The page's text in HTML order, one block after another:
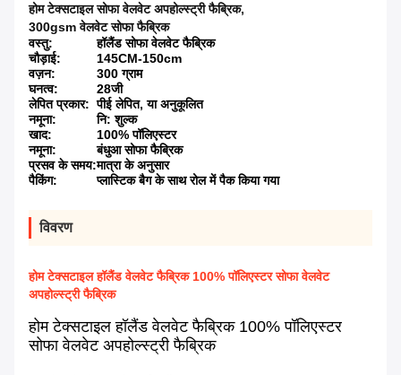
होम टेक्सटाइल सोफा वेलवेट अपहोल्स्ट्री फैब्रिक,
300gsm वेलवेट सोफा फैब्रिक
वस्तु:
हॉलैंड सोफा वेलवेट फैब्रिक
चौड़ाई:
145CM-150cm
वज़न:
300 ग्राम
घनत्व:
28जी
लेपित प्रकार: पीई लेपित, या अनुकूलित
नमूना:
नि: शुल्क
खाद:
100% पॉलिएस्टर
नमूना:
बंधुआ सोफा फैब्रिक
प्रसव के समय:मात्रा के अनुसार
पैकिंग:
प्लास्टिक बैग के साथ रोल में पैक किया गया
विवरण
होम टेक्सटाइल हॉलैंड वेलवेट फैब्रिक 100% पॉलिएस्टर सोफा वेलवेट
अपहोल्स्ट्री फैब्रिक
होम टेक्सटाइल हॉलैंड वेलवेट फैब्रिक 100% पॉलिएस्टर
सोफा वेलवेट अपहोल्स्ट्री फैब्रिक